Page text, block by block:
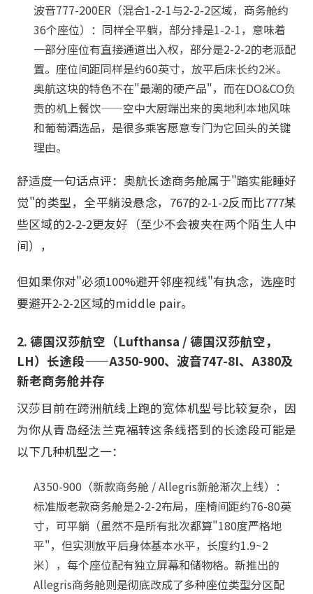
波音777-200ER（混合1-2-1与2-2-2区域，商务舱约
36个座位）：同样全平躺，部分排是1-2-1，意味着
一部分座位有直接通道出入权，部分是2-2-2的老派配
置。座位间距同样是约60英寸，放平后床长约2米。
奥航这块的特色不在"最潮的硬产品"，而在DO&CO负
责的机上餐饮——空中大厨端出来的奥地利本地风味
和葡萄酒选品，是很多乘客愿意专门为它回头的关键
理由。
舒适度一句话点评：奥航长途商务舱属于"踏实能睡好
觉"的类型，全平躺没悬念，767的2-1-2反而比777某
些区域的2-2-2更友好（至少不会被夹在两个陌生人中
间），
但如果你对"必须100%避开邻座视线"有执念，选座时
要避开2-2-2区域的middle pair。
2. 德国汉莎航空（Lufthansa / 德国汉莎航空，
LH）长途段——A350-900、波音747-8I、A380及
新老商务舱并存
汉莎目前在跨洲航线上跑的宽体机型号比较复杂，因
为你从青岛经法兰克福转这条线搭到的长途段可能是
以下几种机型之一：
A350-900（新款商务舱 / Allegris新舱渐次上线）：
标准版老款商务舱是2-2-2布局，座椅间距约76-80英
寸，可平躺（虽然不是所有批次都算"180度严格地
平"，但实测放平后身体基本水平，长度约1.9~2
米），每个座位配有独立屏幕和储物格。新推出的
Allegris商务舱则是彻底改成了多种座位类型分区配